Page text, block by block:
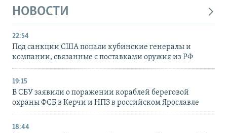
НОВОСТИ
22:54
Под санкции США попали кубинские генералы и
компании, связанные с поставками оружия из РФ
19:15
В СБУ заявили о поражении кораблей береговой
охраны ФСБ в Керчи и НПЗ в российском Ярославле
18:44